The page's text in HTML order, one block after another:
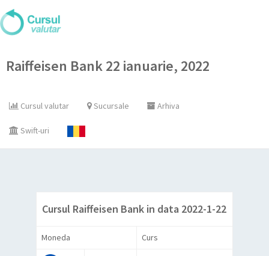
Raiffeisen Bank 22 ianuarie, 2022
Cursul valutar Sucursale Arhiva
Swift-uri
Cursul Raiffeisen Bank in data 2022-1-22
Moneda Curs